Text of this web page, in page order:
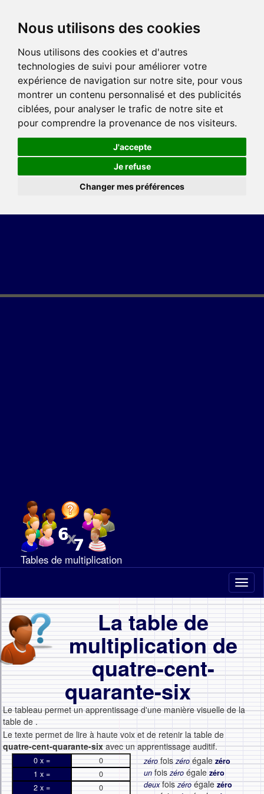
Nous utilisons des cookies
Nous utilisons des cookies et d'autres
technologies de suivi pour améliorer votre
expérience de navigation sur notre site, pour vous
montrer un contenu personnalisé et des publicités
ciblées, pour analyser le trafic de notre site et
pour comprendre la provenance de nos visiteurs.
J'accepte
Je refuse
Changer mes préférences
Tables de multiplication
La table de
multiplication de
quatre-cent-
quarante-six
Le tableau permet un apprentissage d'une manière visuelle de la
table de .
Le texte permet de lire à haute voix et de retenir la table de
quatre-cent-quarante-sixavec un apprentissage auditif.
0 x =
0
1 x =
0
2 x =
0
zérofoiszéroégalezéro
un foiszéro égale zéro
deuxfoiszéroégalezéro